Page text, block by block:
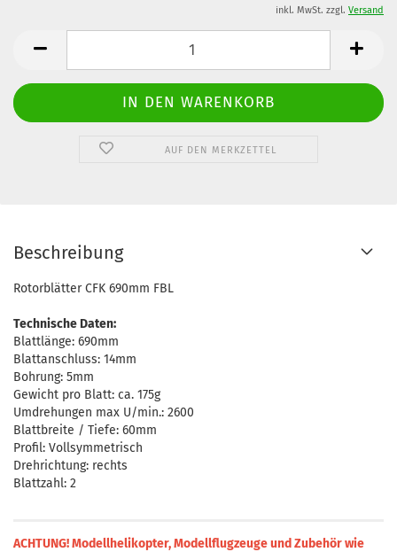
inkl. MwSt. zzgl. Versand
AUF DEN MERKZETTEL
Beschreibung
Rotorblätter CFK 690mm FBL
Technische Daten:
Blattlänge: 690mm
Blattanschluss: 14mm
Bohrung: 5mm
Gewicht pro Blatt: ca. 175g
Umdrehungen max U/min.: 2600
Blattbreite / Tiefe: 60mm
Profil: Vollsymmetrisch
Drehrichtung: rechts
Blattzahl: 2
ACHTUNG! Modellhelikopter, Modellflugzeuge und Zubehör wie